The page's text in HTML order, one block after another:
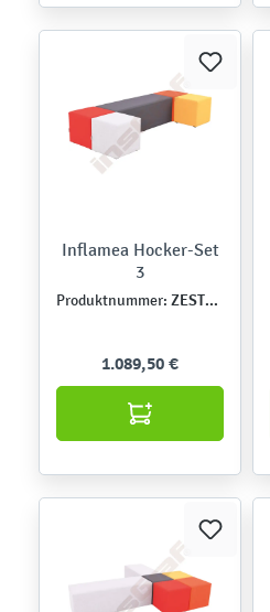
Inflamea Hocker-Set
3
Produktnummer: ZEST5358
1.089,50 €